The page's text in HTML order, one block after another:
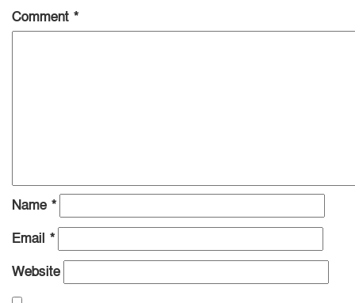
Comment *
Name *
Email *
Website